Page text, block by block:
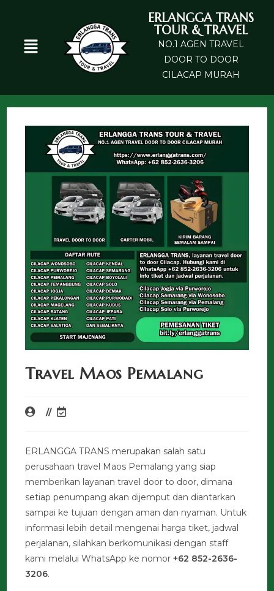
ERLANGGA TRANS
TOUR & TRAVEL
NO.1 AGEN TRAVEL
DOOR TO DOOR
CILACAP MURAH
Travel Maos Pemalang
ERLANGGA TRANS merupakan salah satu
perusahaan travel Maos Pemalang yang siap
memberikan layanan travel door to door, dimana
setiap penumpang akan dijemput dan diantarkan
sampai ke tujuan dengan aman dan nyaman. Untuk
informasi lebih detail mengenai harga tiket, jadwal
perjalanan, silahkan berkomunikasi dengan staff
kami melalui WhatsApp ke nomor+62 852-2636-
3206.